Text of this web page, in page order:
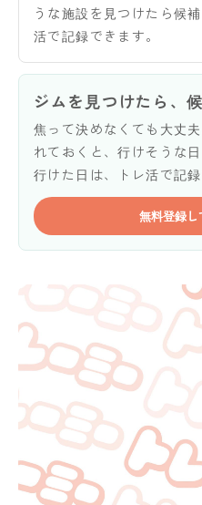
うな施設を見つけたら候
活で記録できます。
ジムを見つけたら、
焦って決めなくても大丈
れておくと、行けそうな
行けた日は、トレ活で記録
無料登録